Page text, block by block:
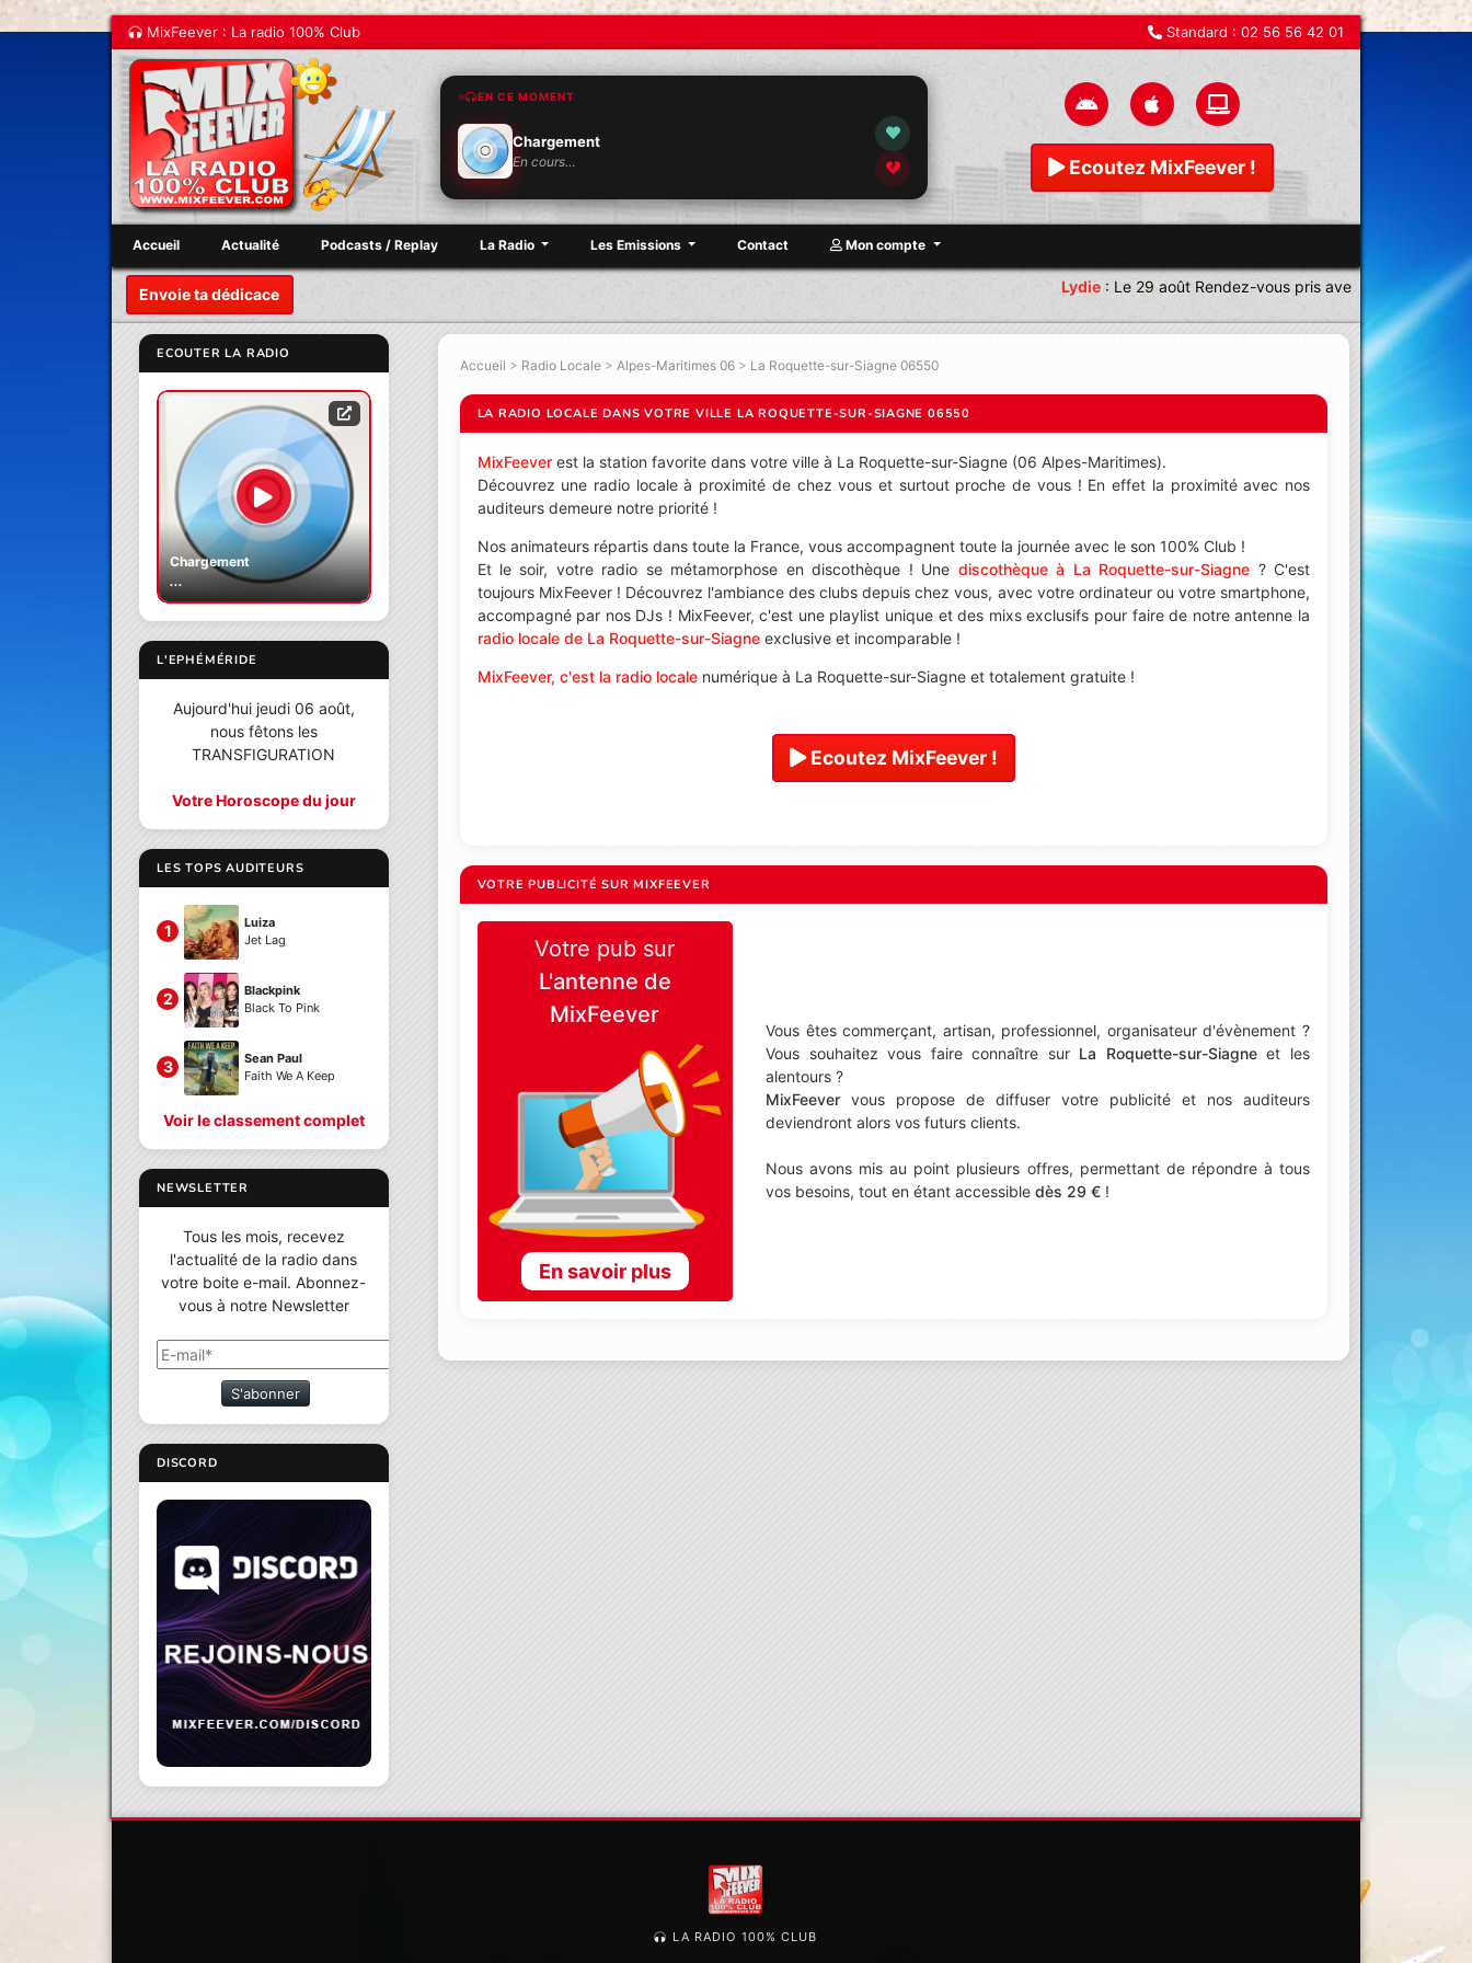
MixFeever : La radio 100% Club Standard : 02 56 56 42 01
EN CE MOMENT
Chargement
En cours… Ecoutez MixFeever !
Accueil Actualité Podcasts / Replay La Radio Les Emissions Contact Mon compte
Envoie ta dédicace Lydie:Le 29 août Rendez-vous pris avec une équipe
ECOUTER LA RADIO
Chargement
...
L'EPHÉMÉRIDE
Aujourd'hui jeudi 06 août,
nous fêtons les
TRANSFIGURATION
Votre Horoscope du jour
LES TOPS AUDITEURS
1
Luiza
Jet Lag
2
Blackpink
Black To Pink
3
Sean Paul
Faith We A Keep
Voir le classement complet
NEWSLETTER
Tous les mois, recevez
l'actualité de la radio dans
votre boite e-mail. Abonnez-
vous à notre Newsletter
S'abonner
DISCORD
Accueil > Radio Locale> Alpes-Maritimes 06> La Roquette-sur-Siagne 06550
LA RADIO LOCALE DANS VOTRE VILLE LA ROQUETTE-SUR-SIAGNE 06550
MixFeeverest la station favorite dans votre ville à La Roquette-sur-Siagne (06 Alpes-Maritimes).
Découvrez une radio locale à proximité de chez vous et surtout proche de vous ! En effet la proximité avec nos
auditeurs demeure notre priorité !
Nos animateurs répartis dans toute la France, vous accompagnent toute la journée avec le son 100% Club !
Et le soir, votre radio se métamorphose en discothèque ! Une discothèque à La Roquette-sur-Siagne ? C'est
toujours MixFeever ! Découvrez l'ambiance des clubs depuis chez vous, avec votre ordinateur ou votre smartphone,
accompagné par nos DJs ! MixFeever, c'est une playlist unique et des mixs exclusifs pour faire de notre antenne la
radio locale de La Roquette-sur-Siagneexclusive et incomparable !
MixFeever, c'est la radio localenumérique à La Roquette-sur-Siagne et totalement gratuite !
Ecoutez MixFeever !
VOTRE PUBLICITÉ SUR MIXFEEVER
Votre pub sur
L'antenne de
MixFeever
En savoir plus
Vous êtes commerçant, artisan, professionnel, organisateur d'évènement ?
Vous souhaitez vous faire connaître sur La Roquette-sur-Siagneet les
alentours ?
MixFeever vous propose de diffuser votre publicité et nos auditeurs
deviendront alors vos futurs clients.
Nous avons mis au point plusieurs offres, permettant de répondre à tous
vos besoins, tout en étant accessibledès 29 € !
LA RADIO 100% CLUB